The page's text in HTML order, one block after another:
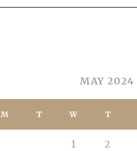
MAY 2024
M T W T
1 2